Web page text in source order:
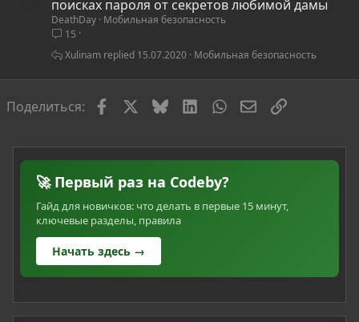
поисках пароля от секретов любимой дамы
DeathDay Мобильная безопасность
15
Мобильная безопасность
15.07.2020
Xulinam
Поделиться: FacebookBlueskyLinkedInWhatsAppЭлектронная
Ссылка
🚀 Первый раз на Codeby?
Гайд для новичков: что делать в первые 15 минут,
ключевые разделы, правила
Начать здесь →